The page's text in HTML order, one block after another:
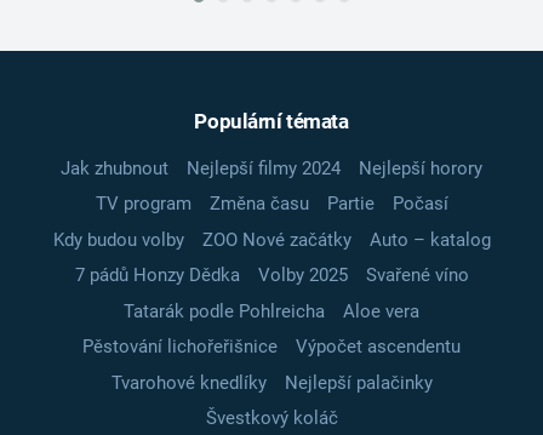
Populární témata
Jak zhubnout Nejlepší filmy 2024
Nejlepší horory
TV program
Změna času Partie
Počasí
Kdy budou volby
ZOO Nové začátky
Auto – katalog
7 pádů Honzy Dědka
Volby 2025
Svařené víno
Tatarák podle Pohlreicha
Aloe vera
Pěstování lichořeřišnice
Výpočet ascendentu
Tvarohové knedlíky
Nejlepší palačinky
Švestkový koláč